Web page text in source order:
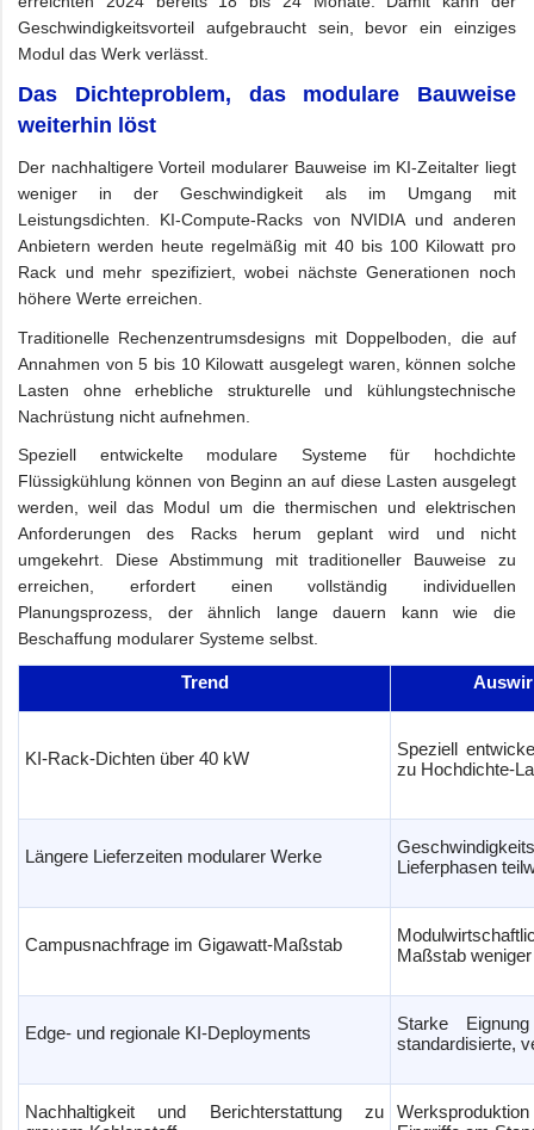
Geschwindigkeitsvorteil aufgebraucht sein, bevor ein einziges
Modul das Werk verlässt.
Das Dichteproblem, das modulare Bauweise
weiterhin löst
Der nachhaltigere Vorteil modularer Bauweise im KI-Zeitalter liegt
weniger in der Geschwindigkeit als im Umgang mit
Leistungsdichten. KI-Compute-Racks von NVIDIA und anderen
Anbietern werden heute regelmäßig mit 40 bis 100 Kilowatt pro
Rack und mehr spezifiziert, wobei nächste Generationen noch
höhere Werte erreichen.
Traditionelle Rechenzentrumsdesigns mit Doppelboden, die auf
Annahmen von 5 bis 10 Kilowatt ausgelegt waren, können solche
Lasten ohne erhebliche strukturelle und kühlungstechnische
Nachrüstung nicht aufnehmen.
Speziell entwickelte modulare Systeme für hochdichte
Flüssigkühlung können von Beginn an auf diese Lasten ausgelegt
werden, weil das Modul um die thermischen und elektrischen
Anforderungen des Racks herum geplant wird und nicht
umgekehrt. Diese Abstimmung mit traditioneller Bauweise zu
erreichen, erfordert einen vollständig individuellen
Planungsprozess, der ähnlich lange dauern kann wie die
Beschaffung modularer Systeme selbst.
Trend
KI-Rack-Dichten über 40 kW
Speziell
zu Hochdichte-
Längere Lieferzeiten modularer Werke
Lieferphasen
Campusnachfrage im Gigawatt-Maßstab
Maßstab
Edge- und regionale KI-Deployments
Starke
standardisierte,
Nachhaltigkeit und Berichterstattung zu